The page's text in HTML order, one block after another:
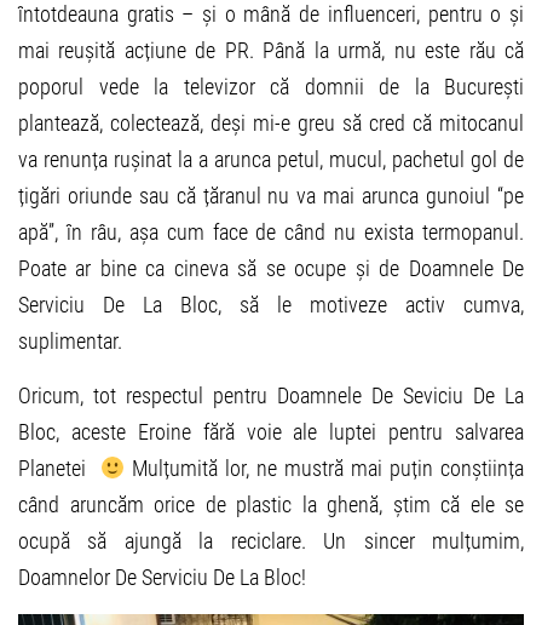
întotdeauna gratis – și o mână de influenceri, pentru o și
mai reușită acțiune de PR. Până la urmă, nu este rău că
poporul vede la televizor că domnii de la București
plantează, colectează, deși mi-e greu să cred că mitocanul
va renunța rușinat la a arunca petul, mucul, pachetul gol de
țigări oriunde sau că țăranul nu va mai arunca gunoiul “pe
apă”, în râu, așa cum face de când nu exista termopanul.
Poate ar bine ca cineva să se ocupe și de Doamnele De
Serviciu De La Bloc, să le motiveze activ cumva,
suplimentar.
Oricum, tot respectul pentru Doamnele De Seviciu De La
Bloc, aceste Eroine fără voie ale luptei pentru salvarea
Planetei
Mulțumită lor, ne mustră mai puțin conștiința
când aruncăm orice de plastic la ghenă, știm că ele se
ocupă să ajungă la reciclare. Un sincer mulțumim,
Doamnelor De Serviciu De La Bloc!